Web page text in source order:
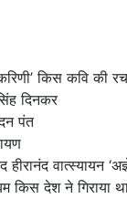
किस कवि की
दिनकर
पंत
वात्स्यायन
किस देश ने गिराया